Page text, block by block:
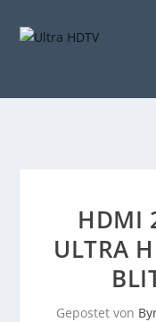
HDMI
ULTRA
Gepostet von